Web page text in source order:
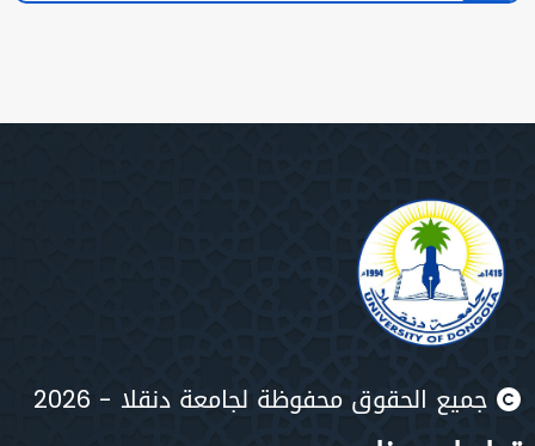
جميع الحقوق محفوظة لجامعة دنقلا - 2026